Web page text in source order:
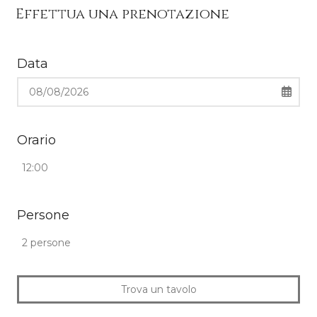
0668806263
11:00 - 15:00 / 18:30 - 23:00
Effettua una prenotazione
Data
Orario
Persone
Trova un tavolo